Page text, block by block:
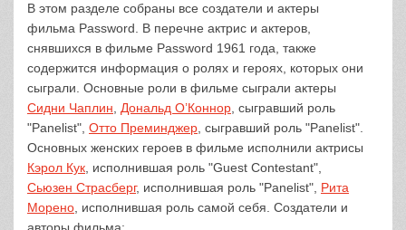
В этом разделе собраны все создатели и актеры
фильма Password. В перечне актрис и актеров,
снявшихся в фильме Password 1961 года, также
содержится информация о ролях и героях, которых они
сыграли. Основные роли в фильме сыграли актеры
Сидни Чаплин
Дональд О’Коннор , сыгравший роль
"Panelist", Отто Преминджер , сыгравший роль "Panelist".
Основных женских героев в фильме исполнили актрисы
Кэрол Кук , исполнившая роль "Guest Contestant",
Сьюзен Страсберг, исполнившая роль "Panelist", Рита
Морено , исполнившая роль самой себя. Создатели и